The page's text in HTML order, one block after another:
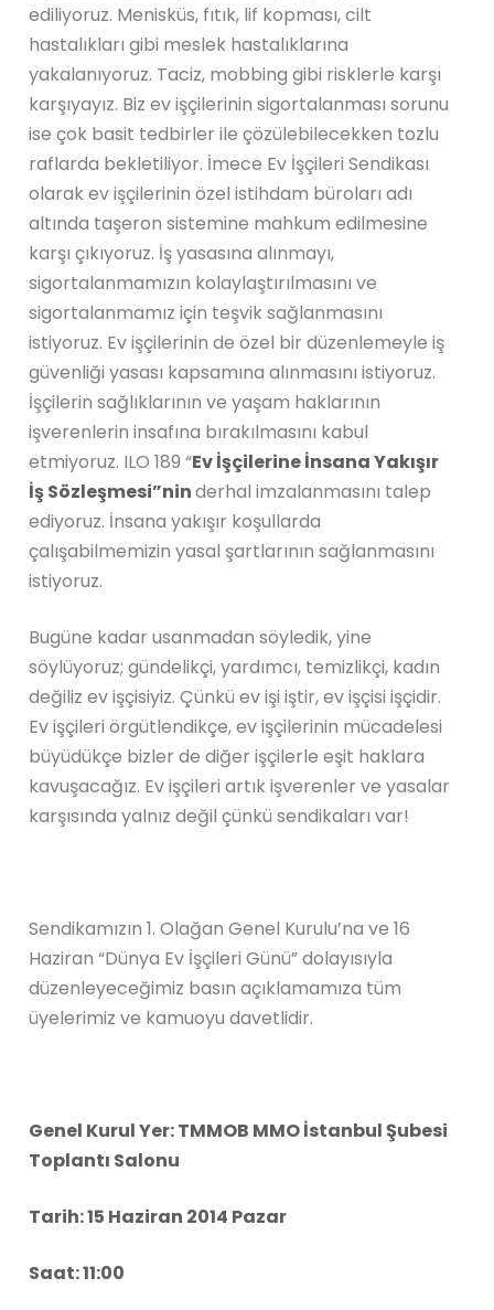
ediliyoruz. Menisküs, fıtık, lif kopması, cilt
hastalıkları gibi meslek hastalıklarına
yakalanıyoruz. Taciz, mobbing gibi risklerle karşı
karşıyayız. Biz ev işçilerinin sigortalanması sorunu
ise çok basit tedbirler ile çözülebilecekken tozlu
raflarda bekletiliyor. İmece Ev İşçileri Sendikası
olarak ev işçilerinin özel istihdam büroları adı
altında taşeron sistemine mahkum edilmesine
karşı çıkıyoruz. İş yasasına alınmayı,
sigortalanmamızın kolaylaştırılmasını ve
sigortalanmamız için teşvik sağlanmasını
istiyoruz. Ev işçilerinin de özel bir düzenlemeyle iş
güvenliği yasası kapsamına alınmasını istiyoruz.
İşçilerin sağlıklarının ve yaşam haklarının
işverenlerin insafına bırakılmasını kabul
etmiyoruz. ILO 189 “Ev İşçilerine İnsana Yakışır
İş Sözleşmesi”ninderhal imzalanmasını talep
ediyoruz. İnsana yakışır koşullarda
çalışabilmemizin yasal şartlarının sağlanmasını
istiyoruz.
Bugüne kadar usanmadan söyledik, yine
söylüyoruz; gündelikçi, yardımcı, temizlikçi, kadın
değiliz ev işçisiyiz. Çünkü ev işi iştir, ev işçisi işçidir.
Ev işçileri örgütlendikçe, ev işçilerinin mücadelesi
büyüdükçe bizler de diğer işçilerle eşit haklara
kavuşacağız. Ev işçileri artık işverenler ve yasalar
karşısında yalnız değil çünkü sendikaları var!
Sendikamızın 1. Olağan Genel Kurulu’na ve 16
Haziran “Dünya Ev İşçileri Günü” dolayısıyla
düzenleyeceğimiz basın açıklamamıza tüm
üyelerimiz ve kamuoyu davetlidir.
Genel Kurul Yer: TMMOB MMO İstanbul Şubesi
Toplantı Salonu
Tarih: 15 Haziran 2014 Pazar
Saat: 11:00